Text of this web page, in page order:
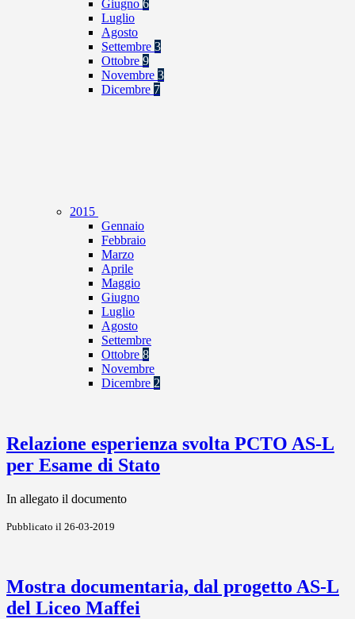
Giugno 6
Luglio
Agosto
Settembre 3
Ottobre 9
Novembre 3
Dicembre 7
2015
Gennaio
Febbraio
Marzo
Aprile
Maggio
Giugno
Luglio
Agosto
Settembre
Ottobre 8
Novembre
Dicembre 2
Relazione esperienza svolta PCTO AS-L
per Esame di Stato
In allegato il documento
Pubblicato il 26-03-2019
Mostra documentaria, dal progetto AS-L
del Liceo Maffei